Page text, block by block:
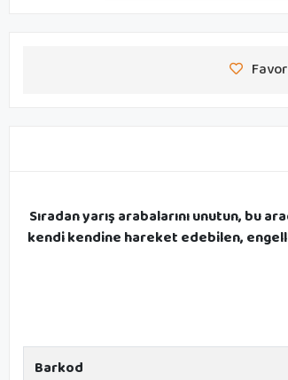
Sıradan yarış arabalarını unutun, bu
kendi kendine hareket edebilen,
Barkod